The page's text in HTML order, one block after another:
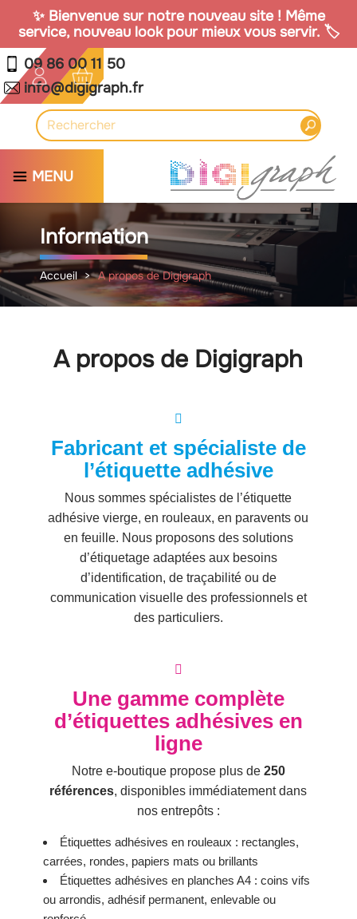
✨ Bienvenue sur notre nouveau site ! Même
service, nouveau look pour mieux vous servir. 🏷️
MENU
09 86 00 11 50
info@digigraph.fr
Information
Accueil A propos de Digigraph
A propos de Digigraph
Fabricant et spécialiste de
l’étiquette adhésive
Nous sommes spécialistes de l’étiquette
adhésive vierge, en rouleaux, en paravents ou
en feuille. Nous proposons des solutions
d’étiquetage adaptées aux besoins
d’identification, de traçabilité ou de
communication visuelle des professionnels et
des particuliers.
Une gamme complète
d’étiquettes adhésives en
ligne
Notre e-boutique propose plus de 250
références, disponibles immédiatement dans
nos entrepôts :
Étiquettes adhésives en rouleaux : rectangles,
carrées, rondes, papiers mats ou brillants
Étiquettes adhésives en planches A4 : coins vifs
ou arrondis, adhésif permanent, enlevable ou